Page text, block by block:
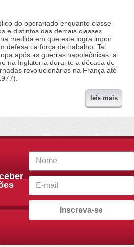
do operariado enquanto classe
e distintos das demais classes
medida em que este logra impor
defesa da força de trabalho. Tal
após as guerras napoleônicas, a
na Inglaterra durante a década de
revolucionárias na França até
leia mais
Inscreva-se